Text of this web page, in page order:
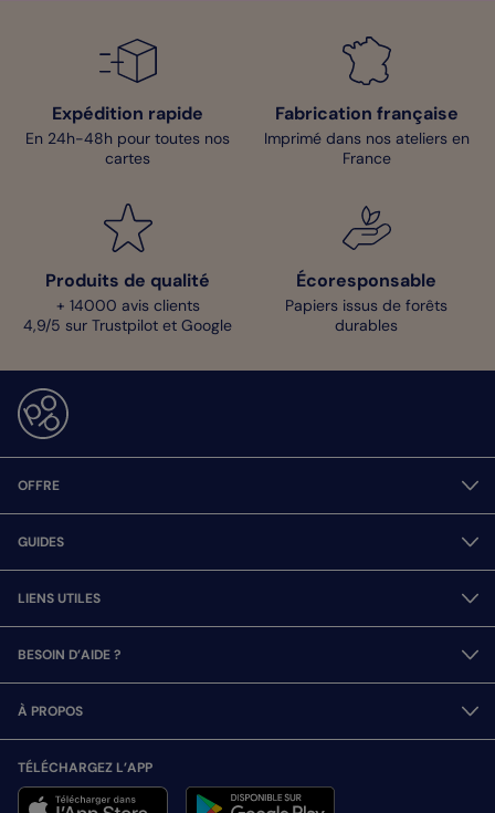
Expédition rapide
En 24h-48h pour toutes nos
cartes
Fabrication française
Imprimé dans nos ateliers en
France
Produits de qualité
+ 14000 avis clients
4,9/5 sur Trustpilot et Google
Écoresponsable
Papiers issus de forêts
durables
OFFRE
GUIDES
LIENS UTILES
BESOIN D’AIDE ?
À PROPOS
TÉLÉCHARGEZ L’APP